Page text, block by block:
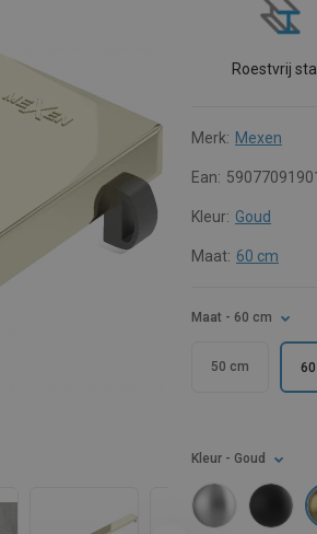
Roestvrij
Merk: Mexen
Ean:
Kleur: Goud
Maat: 60 cm
Maat - 60 cm
50 cm
Kleur - Goud